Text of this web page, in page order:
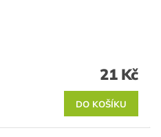
21 Kč